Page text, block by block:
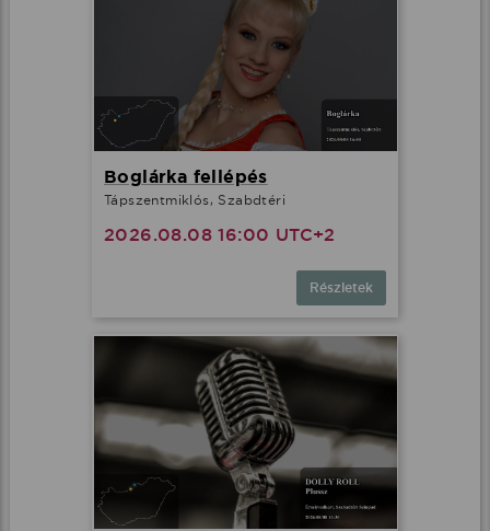
Boglárka fellépés
Tápszentmiklós, Szabdtéri
2026.08.08 16:00 UTC+2
Részletek